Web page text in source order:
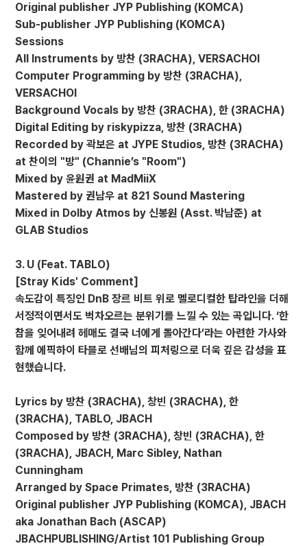
Original publisher JYP Publishing (KOMCA)
Sub-publisher JYP Publishing (KOMCA)
Sessions
All Instruments by 방찬 (3RACHA), VERSACHOI
Computer Programming by 방찬 (3RACHA),
VERSACHOI
Background Vocals by 방찬 (3RACHA), 한 (3RACHA)
Digital Editing by riskypizza, 방찬 (3RACHA)
Recorded by 곽보은 at JYPE Studios, 방찬 (3RACHA)
at 찬이의 "방" (Channie’s "Room")
Mixed by 윤원권 at MadMiiX
Mastered by 권남우 at 821 Sound Mastering
Mixed in Dolby Atmos by 신봉원 (Asst. 박남준) at
GLAB Studios
3. U (Feat. TABLO)
[Stray Kids' Comment]
속도감이 특징인 DnB 장르 비트 위로 멜로디컬한 탑라인을 더해
서정적이면서도 벅차오르는 분위기를 느낄 수 있는 곡입니다. ‘한
참을 잊어내려 헤매도 결국 너에게 돌아간다’라는 아련한 가사와
함께 에픽하이 타블로 선배님의 피처링으로 더욱 깊은 감성을 표
현했습니다.
Lyrics by 방찬 (3RACHA), 창빈 (3RACHA), 한
(3RACHA), TABLO, JBACH
Composed by 방찬 (3RACHA), 창빈 (3RACHA), 한
(3RACHA), JBACH, Marc Sibley, Nathan
Cunningham
Arranged by Space Primates, 방찬 (3RACHA)
Original publisher JYP Publishing (KOMCA), JBACH
aka Jonathan Bach (ASCAP)
JBACHPUBLISHING/Artist 101 Publishing Group